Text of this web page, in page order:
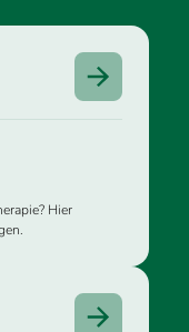
Hier